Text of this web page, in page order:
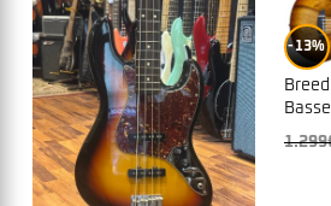
13%
1.299